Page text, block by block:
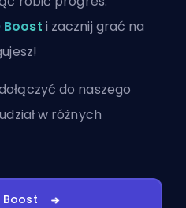
Boost i zacznij grać na
do naszego
w różnych
Boost